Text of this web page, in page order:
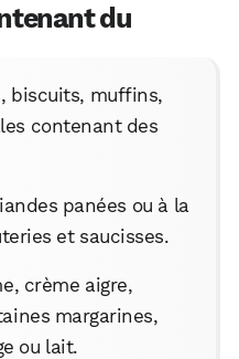
du
biscuits, muffins,
contenant des
panées ou à la
et saucisses.
crème aigre,
margarines,
ou lait.